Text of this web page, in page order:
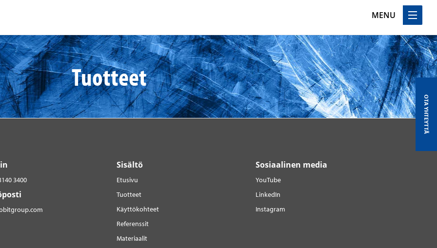
MENU
Tuotteet
OTA YHTEYTTÄ
3400
Sisältö
Etusivu
Tuotteet
Käyttökohteet
Referenssit
Materiaalit
Sosiaalinen media
YouTube
LinkedIn
Instagram